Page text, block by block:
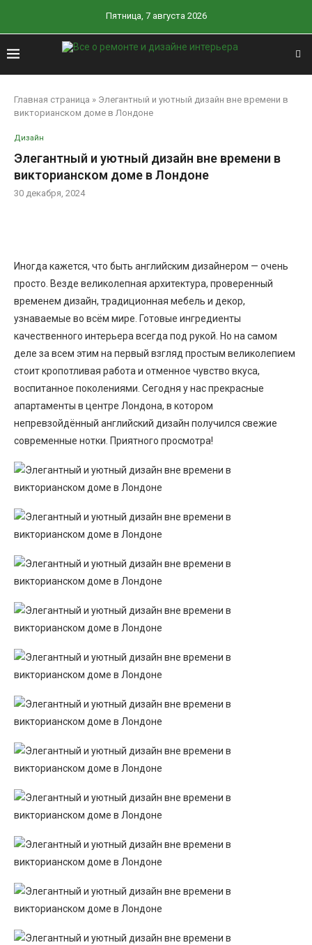
Пятница, 7 августа 2026
Главная страница » Элегантный и уютный дизайн вне времени в
викторианском доме в Лондоне
Дизайн
Элегантный и уютный дизайн вне времени в
викторианском доме в Лондоне
30 декабря, 2024
Иногда кажется, что быть английским дизайнером — очень
просто. Везде великолепная архитектура, проверенный
временем дизайн, традиционная мебель и декор,
узнаваемые во всём мире. Готовые ингредиенты
качественного интерьера всегда под рукой. Но на самом
деле за всем этим на первый взгляд простым великолепием
стоит кропотливая работа и отменное чувство вкуса,
воспитанное поколениями. Сегодня у нас прекрасные
апартаменты в центре Лондона, в котором
непревзойдённый английский дизайн получился свежие
современные нотки. Приятного просмотра!